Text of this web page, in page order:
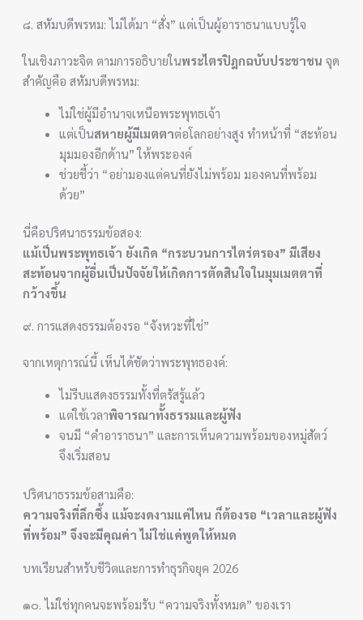
๘. สหัมบดีพรหม: ไม่ได้มา “สั่ง” แต่เป็นผู้อาราธนาแบบรู้ใจ
ในเชิงภาวะจิต ตามการอธิบายในพระไตรปิฎกฉบับประชาชน จุด
สำคัญคือ สหัมบดีพรหม:
ไม่ใช่ผู้มีอำนาจเหนือพระพุทธเจ้า
แต่เป็นสหายผู้มีเมตตาต่อโลกอย่างสูง ทำหน้าที่ “สะท้อน
มุมมองอีกด้าน” ให้พระองค์
ช่วยชี้ว่า “อย่ามองแต่คนที่ยังไม่พร้อม มองคนที่พร้อม
ด้วย”
นี่คือปริศนาธรรมข้อสอง:
แม้เป็นพระพุทธเจ้า ยังเกิด “กระบวนการไตร่ตรอง” มีเสียง
สะท้อนจากผู้อื่นเป็นปัจจัยให้เกิดการตัดสินใจในมุมเมตตาที่
กว้างขึ้น
๙. การแสดงธรรมต้องรอ “จังหวะที่ใช่”
จากเหตุการณ์นี้ เห็นได้ชัดว่าพระพุทธองค์:
ไม่รีบแสดงธรรมทั้งที่ตรัสรู้แล้ว
แต่ใช้เวลาพิจารณาทั้งธรรมและผู้ฟัง
จนมี “คำอาราธนา” และการเห็นความพร้อมของหมู่สัตว์
จึงเริ่มสอน
ปริศนาธรรมข้อสามคือ:
ความจริงที่ลึกซึ้ง แม้จะงดงามแค่ไหน ก็ต้องรอ “เวลาและผู้ฟัง
ที่พร้อม” จึงจะมีคุณค่า ไม่ใช่แค่พูดให้หมด
บทเรียนสำหรับชีวิตและการทำธุรกิจยุค 2026
๑๐. ไม่ใช่ทุกคนจะพร้อมรับ “ความจริงทั้งหมด” ของเรา